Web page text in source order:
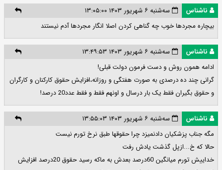
ناشناس
سه‌شنبه ۶ شهریور ۱۴۰۳ ۱۳:۰۵:۰۰
بیچاره مجردها خوب چه گناهی کردن اصلا انگار مجردها آدم نیستند
ناشناس
سه‌شنبه ۶ شهریور ۱۴۰۳ ۱۳:۴۹:۵۳
ادامه همون روش و دست فرمون دولت قبلی!
گرانی چند ده درصدی به صورت هفتگی و روزانه،افزایش حقوق کارکنان و کارگران
و حقوق بگیران فقط یک بار درسال و اونهم فقط و فقط عدد20 درصد!
ناشناس
سه‌شنبه ۶ شهریور ۱۴۰۳ ۱۳:۵۵:۰۳
مگه جناب پزشکیان دادنمیزد چرا حقوقها طبق نرخ تورم نیست
حالا که خ...ازپل گذشت یادش رفت
خداییش تورم میانگین 60درصد بعدش به ماکه رسید حقوق 20درصد افزایش